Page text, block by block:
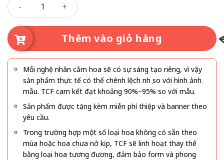
Thêm vào giỏ hàng
Mỗi nghệ nhân cắm hoa sẽ có sự sáng tạo riêng, vì vậy
sản phẩm thực tế có thể chênh lệch nhẹ so với hình ảnh
mẫu. TCF cam kết đạt khoảng 90%–95% so với mẫu.
Sản phẩm được tặng kèm miễn phí thiệp và banner theo
yêu cầu.
Trong trường hợp một số loại hoa không có sẵn theo
mùa hoặc hoa chưa nở kịp, TCF sẽ linh hoạt thay thế
bằng loại hoa tương đương, đảm bảo form và phong